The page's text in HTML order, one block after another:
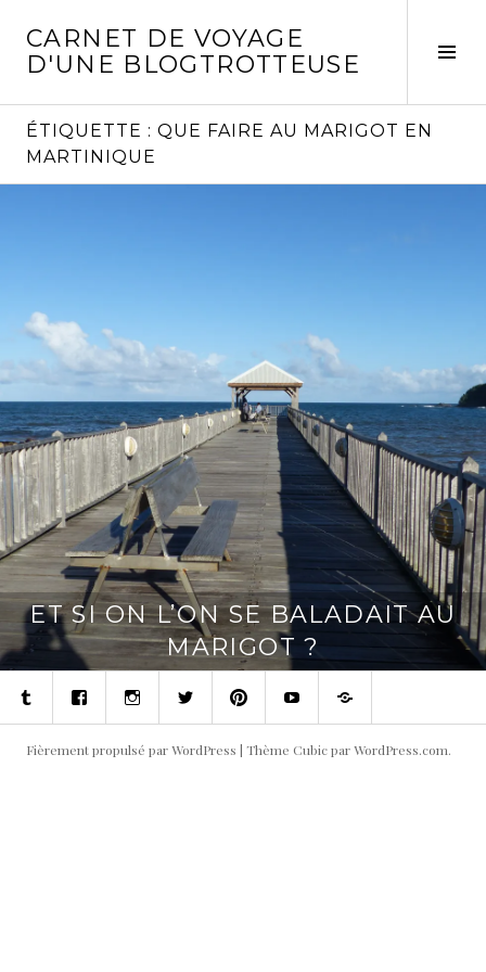
contenu
CARNET DE VOYAGE
D'UNE BLOGTROTTEUSE
ÉTIQUETTE : QUE FAIRE AU MARIGOT EN
MARTINIQUE
ET SI ON L’ON SE BALADAIT AU
MARIGOT ?
TumblrFacebookInstagramTwitterPinterestYoutubeContact
Fièrement propulsé par WordPress | Thème Cubic parWordPress.com.